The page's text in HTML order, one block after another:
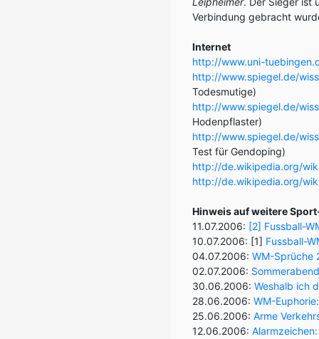
Verbindung gebracht
Internet
http://www.uni-
http://www.spiegel.de/
Todesmutige)
http://www.spiegel.de/
Hodenpflaster)
http://www.spiegel.de/
Test für Gendoping)
http://de.wikipedia.org/
http://de.wikipedia.org/
Hinweis auf weitere
11.07.2006: [2] Fussball-
10.07.2006: [1] Fussball-
04.07.2006: WM-Sprüche
02.07.2006:
30.06.2006: Weshalb ich
28.06.2006: WM-
25.06.2006: Arme
12.06.2006: